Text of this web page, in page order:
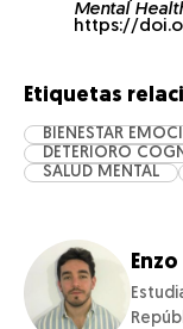
Mental
https://
Etiquetas
BIENESTAR
DETERIORO
SALUD MENTAL